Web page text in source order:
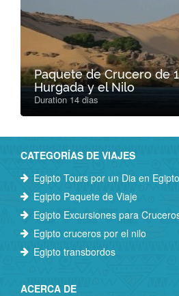
Paquete de Crucero de
Hurgada y el Nilo
Duration 14 dias
CATEGORÍAS DE VIAJES
Egipto Tours por un Dia en Egipto
Egipto Paquete de Viaje
Egipto Excursiones para
Egipto cruceros por el nilo
Egipto transbordos
ACERCA DE